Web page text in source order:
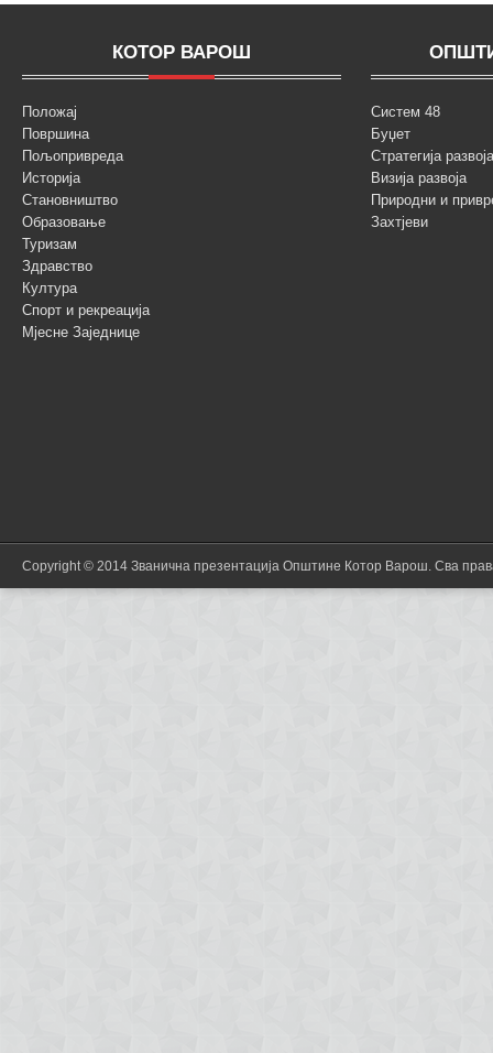
КОТОР ВАРОШ
Положај
Површина
Пољопривреда
Историја
Становништво
Образовање
Туризам
Здравство
Култура
Спорт и рекреација
Мјесне Заједнице
Систем 48
Буџет
Стратегија
Визија развоја
Природни и
Захтјеви
Copyright © 2014 Званична презентација Општине Котор Варош. Сва